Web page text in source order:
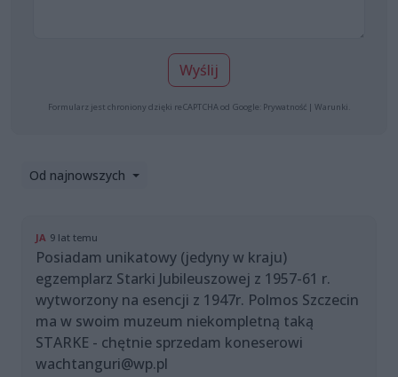
Wyślij
Formularz jest chroniony dzięki reCAPTCHA od Google: Prywatność | Warunki
Od najnowszych
JA 9 lat temu
Posiadam unikatowy (jedyny w kraju)
egzemplarz Starki Jubileuszowej z 1957-61 r.
wytworzony na esencji z 1947r. Polmos Szczecin
ma w swoim muzeum niekompletną taką
STARKE - chętnie sprzedam koneserowi
wachtanguri@wp.pl